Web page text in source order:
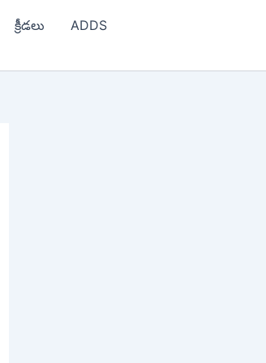
క్రీడలు
ADDS